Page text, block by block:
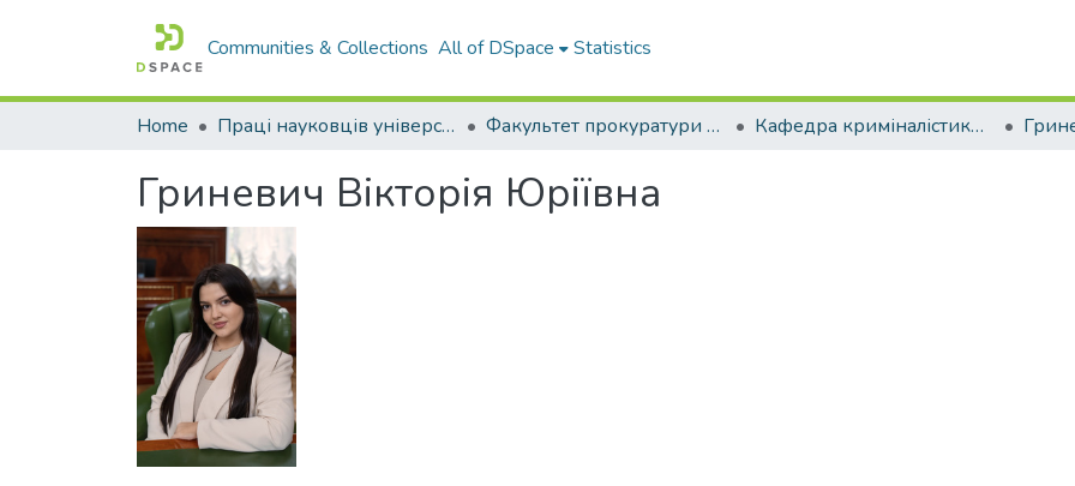
Communities & Collections All of DSpace Statistics
Home Праці науковців університету Факультет прокуратури та слідства (кримінальної юстиції) Кафедра криміналістики, судових експертиз та поліграфології
Гриневич Вікторія Юріївна